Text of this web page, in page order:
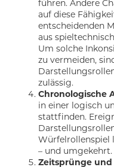
führen. Andere
auf diese
entscheidenden
aus
Um solche
zu vermeiden,
zulässig.
Chronologische
in einer logisch
stattfinden.
Würfelrollenspiel
– und umgekehrt.
Zeitsprünge und